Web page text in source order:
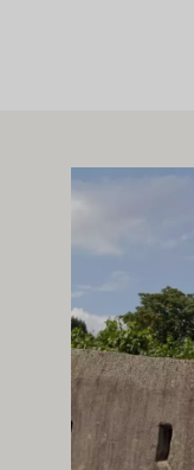
U OOK INTERESSEREN
Meer informatie